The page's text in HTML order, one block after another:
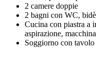
2 camere doppie
2 bagni con WC,
Cucina con piastra a
aspirazione,
Soggiorno con